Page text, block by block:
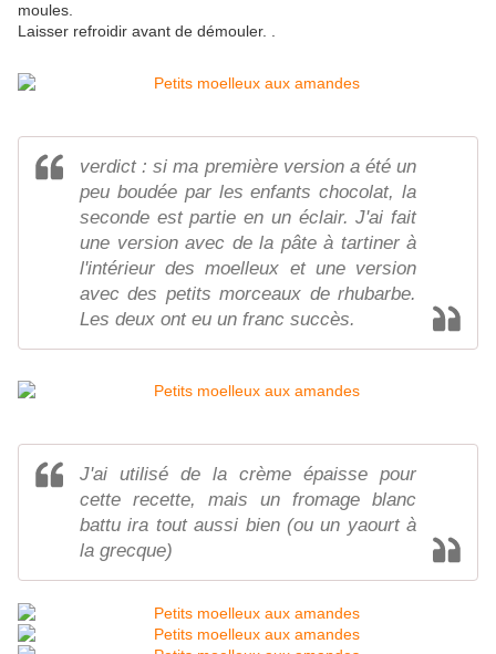
moules.
Laisser refroidir avant de démouler. .
verdict : si ma première version a été un
peu boudée par les enfants chocolat, la
seconde est partie en un éclair. J'ai fait
une version avec de la pâte à tartiner à
l'intérieur des moelleux et une version
avec des petits morceaux de rhubarbe.
Les deux ont eu un franc succès.
J'ai utilisé de la crème épaisse pour
cette recette, mais un fromage blanc
battu ira tout aussi bien (ou un yaourt à
la grecque)